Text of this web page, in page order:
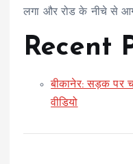
लगा और रोड के नीचे से
Recent
बीकानेर: सड़क पर
वीडियो